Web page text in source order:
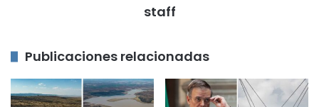
staff
Publicaciones relacionadas